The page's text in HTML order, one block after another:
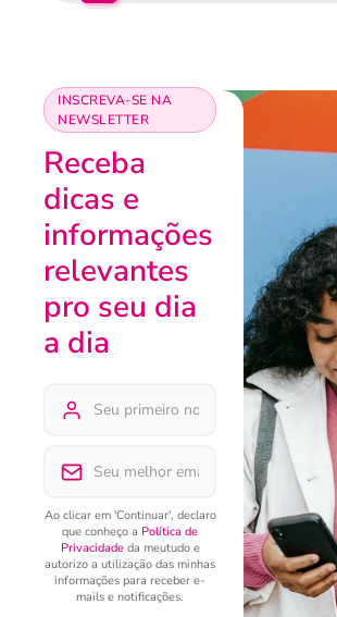
INSCREVA-SE NA
NEWSLETTER
Receba
dicas e
informações
relevantes
pro seu dia
a dia
Ao clicar em 'Continuar', declaro
que conheço a Política de
Privacidadeda meutudo e
autorizo a utilização das minhas
informações para receber e-
mails e notificações.